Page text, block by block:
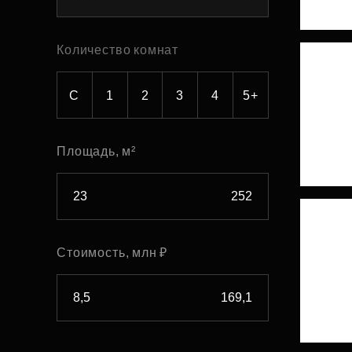
Рефинансирование
Количество комнат
С 1 2 3 4 5+
Площадь, м²
Стоимость, млн ₽